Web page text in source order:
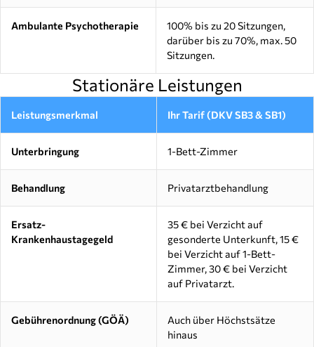
Ambulante Psychotherapie
100% bis zu 20 Sitzungen,
darüber bis zu 70%, max. 50
Sitzungen.
Stationäre Leistungen
Leistungsmerkmal Ihr Tarif (DKV SB3 & SB1)
Unterbringung 1-Bett-Zimmer
Behandlung Privatarztbehandlung
Ersatz-
Krankenhaustagegeld
35 € bei Verzicht auf
gesonderte Unterkunft, 15 €
bei Verzicht auf 1-Bett-
Zimmer, 30 € bei Verzicht
auf Privatarzt.
Gebührenordnung (GÖÄ)
Auch über Höchstsätze
hinaus